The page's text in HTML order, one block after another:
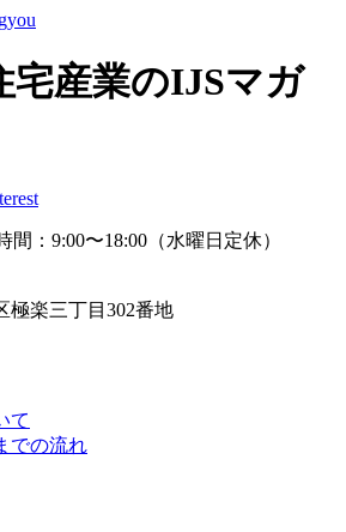
宅産業のIJSマガ
間：9:00〜18:00（水曜日定休）
極楽三丁目302番地
て
での流れ